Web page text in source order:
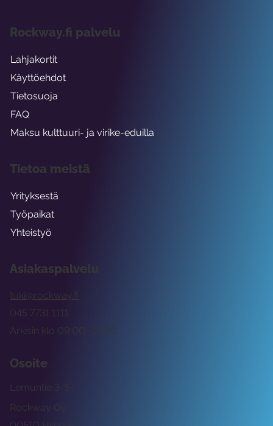
Asiakaspalvelu
tuki@rockway.fi
Arkisin klo 09:00 -15:00
045 7731 1111
Osoite
Rockway Oy
Lemuntie 3-5
Rockway.fi palvelu
Lahjakortit
Käyttöehdot
Tietosuoja
FAQ
Maksu kulttuuri- ja virike-eduilla
Tietoa meistä
Yrityksestä
Työpaikat
Yhteistyö